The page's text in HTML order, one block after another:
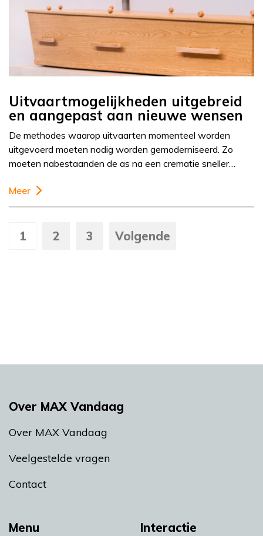
Uitvaartmogelijkheden uitgebreid
en aangepast aan nieuwe wensen
De methodes waarop uitvaarten momenteel worden
uitgevoerd moeten nodig worden gemoderniseerd. Zo
moeten nabestaanden de as na een crematie sneller…
Meer
1 2 3 Volgende
Menu Interactie
Over MAX Vandaag
Over MAX Vandaag
Veelgestelde vragen
Contact